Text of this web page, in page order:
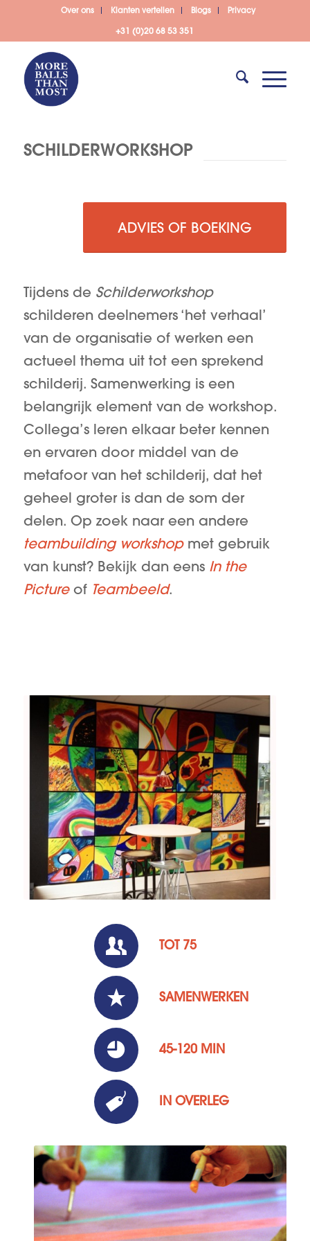
Over ons Klanten vertellen Blogs Privacy
+31 (0)20 68 53 351
SCHILDERWORKSHOP
ADVIES OF BOEKING
Tijdens de Schilderworkshop
schilderen deelnemers ‘het verhaal’
van de organisatie of werken een
actueel thema uit tot een sprekend
schilderij. Samenwerking is een
belangrijk element van de workshop.
Collega’s leren elkaar beter kennen
en ervaren door middel van de
metafoor van het schilderij, dat het
geheel groter is dan de som der
delen. Op zoek naar een andere
teambuilding workshopmet gebruik
van kunst? Bekijk dan eens In the
Pictureof Teambeeld.
TOT 75
SAMENWERKEN
45-120 MIN
IN OVERLEG